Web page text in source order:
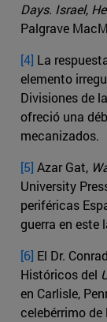
Days. Israel,
Palgrave
[4] La
elemento
Divisiones de
ofreció una
mecanizados.
[5] Azar Gat,
University
periféricas
guerra en este
[6] El Dr.
Históricos del
en Carlisle,
celebérrimo